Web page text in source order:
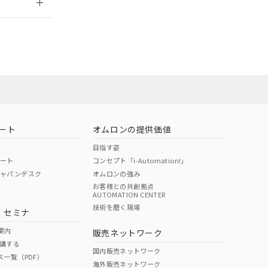
O O
ページへ
ください
ト
ト
パンデスク
セミナ
内
する
覧（PDF）
オムロンの提供価値
目指す姿
コンセプト「i-Automation!」
オムロンの強み
お客様との共創拠点
AUTOMATION CENTER
技術を磨く現場
販売ネットワーク
国内販売ネットワーク
海外販売ネットワーク